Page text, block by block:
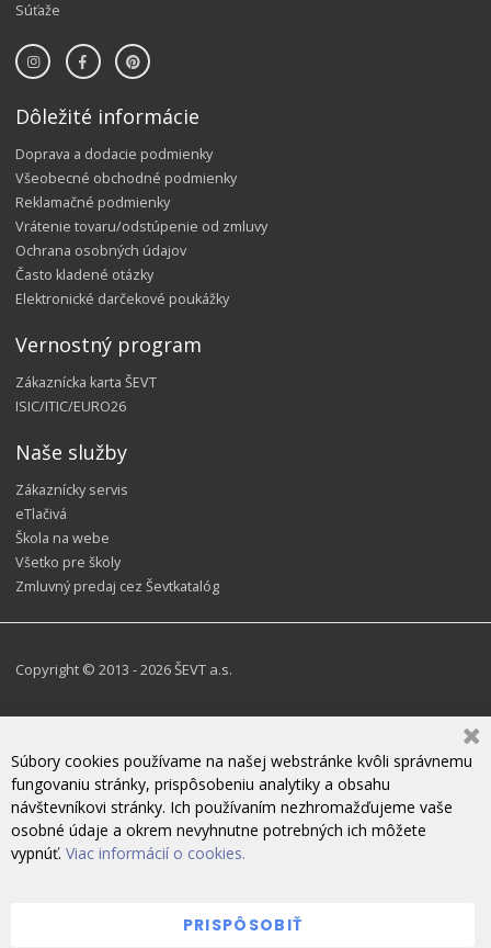
Súťaže
Dôležité informácie
Doprava a dodacie podmienky
Všeobecné obchodné podmienky
Reklamačné podmienky
Vrátenie tovaru/odstúpenie od zmluvy
Ochrana osobných údajov
Často kladené otázky
Elektronické darčekové poukážky
Vernostný program
Zákaznícka karta ŠEVT
ISIC/ITIC/EURO26
Naše služby
Zákaznícky servis
eTlačivá
Škola na webe
Všetko pre školy
Zmluvný predaj cez Ševtkatalóg
Copyright © 2013 - 2026 ŠEVT a.s.
Súbory cookies používame na našej webstránke kvôli správnemu
fungovaniu stránky, prispôsobeniu analytiky a obsahu
návštevníkovi stránky. Ich používaním nezhromažďujeme vaše
osobné údaje a okrem nevyhnutne potrebných ich môžete
vypnúť. Viac informácií o cookies.
PRISPÔSOBIŤ